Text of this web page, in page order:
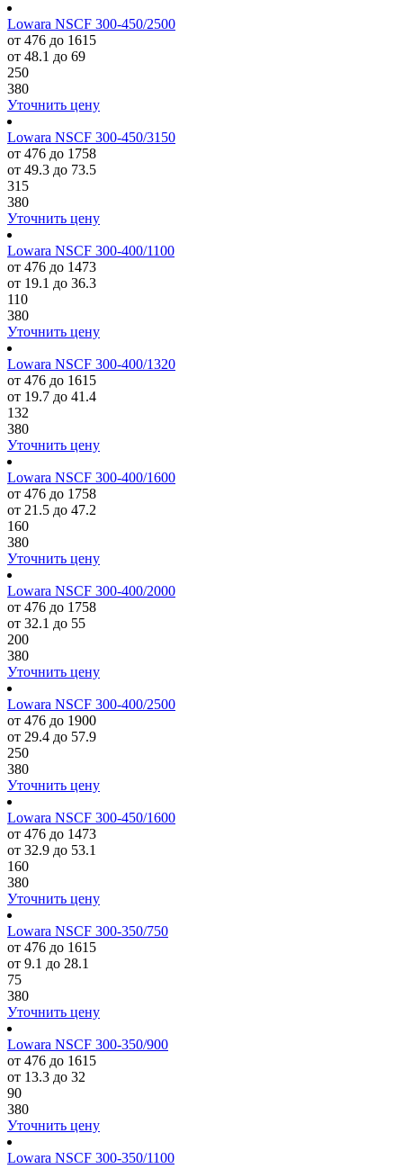
Lowara NSCF 300-450/2500
от 476 до 1615
от 48.1 до 69
250
380
Уточнить цену
Lowara NSCF 300-450/3150
от 476 до 1758
от 49.3 до 73.5
315
380
Уточнить цену
Lowara NSCF 300-400/1100
от 476 до 1473
от 19.1 до 36.3
110
380
Уточнить цену
Lowara NSCF 300-400/1320
от 476 до 1615
от 19.7 до 41.4
132
380
Уточнить цену
Lowara NSCF 300-400/1600
от 476 до 1758
от 21.5 до 47.2
160
380
Уточнить цену
Lowara NSCF 300-400/2000
от 476 до 1758
от 32.1 до 55
200
380
Уточнить цену
Lowara NSCF 300-400/2500
от 476 до 1900
от 29.4 до 57.9
250
380
Уточнить цену
Lowara NSCF 300-450/1600
от 476 до 1473
от 32.9 до 53.1
160
380
Уточнить цену
Lowara NSCF 300-350/750
от 476 до 1615
от 9.1 до 28.1
75
380
Уточнить цену
Lowara NSCF 300-350/900
от 476 до 1615
от 13.3 до 32
90
380
Уточнить цену
Lowara NSCF 300-350/1100